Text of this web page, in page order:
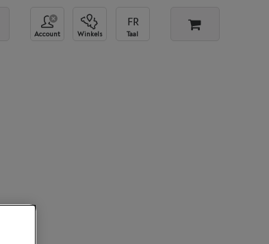
Account Winkels Taal